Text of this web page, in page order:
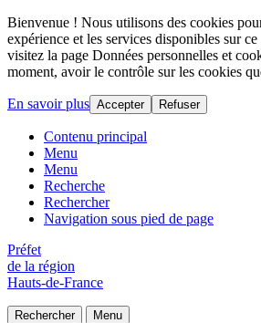
Bienvenue ! Nous utilisons des cookies
expérience et les services disponibles sur
visitez la page Données personnelles et
moment, avoir le contrôle sur les cookies
En savoir plus Accepter Refuser
Contenu principal
Menu
Menu
Recherche
Rechercher
Navigation sous pied de page
Préfet
de la région
Hauts-de-France
Rechercher Menu